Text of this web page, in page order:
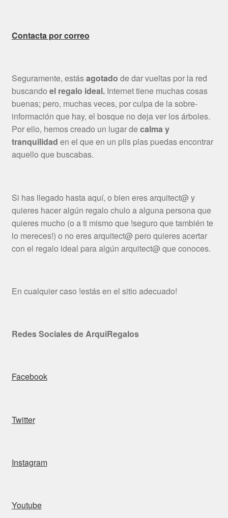
Contacta por correo
Seguramente, estásagotado de dar vueltas por la red
buscando el regalo ideal.Internet tiene muchas cosas
buenas; pero, muchas veces, por culpa de la sobre-
información que hay, el bosque no deja ver los árboles.
Por ello, hemos creado un lugar decalma y
tranquilidad en el que en un plis plas puedas encontrar
aquello que buscabas.
Si has llegado hasta aquí, o bien eres arquitect@ y
quieres hacer algún regalo chulo a alguna persona que
quieres mucho (o a ti mismo que !seguro que también te
lo mereces!) o no eres arquitect@ pero quieres acertar
con el regalo ideal para algún arquitect@ que conoces.
En cualquier caso !estás en el sitio adecuado!
Redes Sociales de ArquiRegalos
Facebook
Twitter
Instagram
Youtube